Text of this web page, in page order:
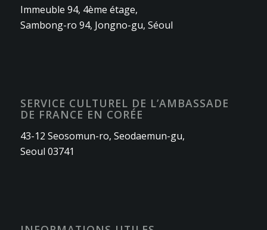
Immeuble 94, 4ème étage,
Sambong-ro 94, Jongno-gu, Séoul
SERVICE CULTUREL DE L’AMBASSADE
DE FRANCE EN CORÉE
43-12 Seosomun-ro, Seodaemun-gu,
Seoul 03741